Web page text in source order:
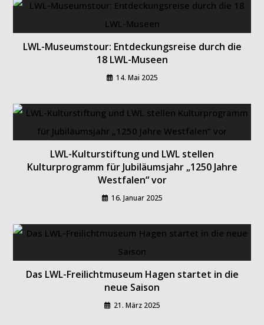
LWL-Museumstour: Entdeckungsreise durch die
18 LWL-Museen
14. Mai 2025
LWL-Kulturstiftung und LWL stellen
Kulturprogramm für Jubiläumsjahr „1250 Jahre
Westfalen“ vor
16. Januar 2025
Das LWL-Freilichtmuseum Hagen startet in die
neue Saison
21. März 2025